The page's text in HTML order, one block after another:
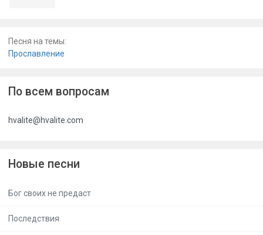
Песня на темы:
Прославление
По всем вопросам
hvalite@hvalite.com
Новые песни
Бог своих не предаст
Последствия